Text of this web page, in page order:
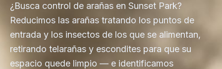
¿Busca control de arañas en Sunset Park?
Reducimos las arañas tratando los puntos de
entrada y los insectos de los que se alimentan,
retirando telarañas y escondites para que su
espacio quede limpio — e identificamos